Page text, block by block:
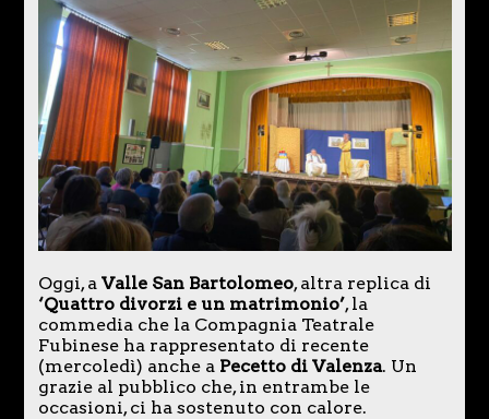
Oggi, a Valle San Bartolomeo, altra replica di
‘Quattro divorzi e un matrimonio’, la
commedia che la Compagnia Teatrale
Fubinese ha rappresentato di recente
(mercoledì) anche a Pecetto di Valenza. Un
grazie al pubblico che, in entrambe le
occasioni, ci ha sostenuto con calore.